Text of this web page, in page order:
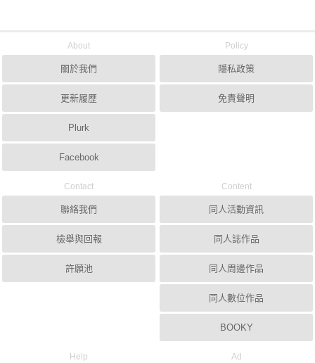
About
關於我們
更新履歷
Plurk
Facebook
Policy
隱私政策
免責聲明
Contact
聯絡我們
檢舉與回報
許願池
Content
同人活動資訊
同人誌作品
同人周邊作品
同人數位作品
BOOKY
Help Ad